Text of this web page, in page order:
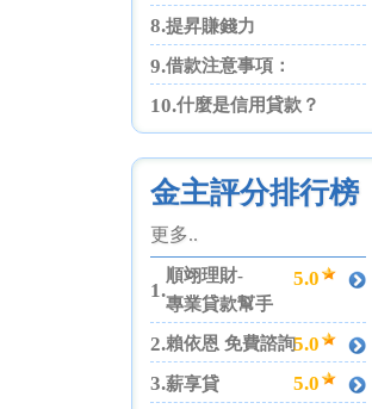
8.提昇賺錢力
9.借款注意事項：
10.什麼是信用貸款？
金主評分排行榜
更多..
1.
順翊理財-
專業貸款幫手
5.0
2.賴依恩 免費諮詢5.0
3.薪享貸 5.0